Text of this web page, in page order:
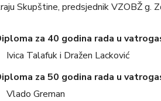
Skupštine, predsjednik VZOBŽ g.
za 40 godina rada u
Ivica Talafuk i Dražen Lacković
za 50 godina rada u
Vlado Greman